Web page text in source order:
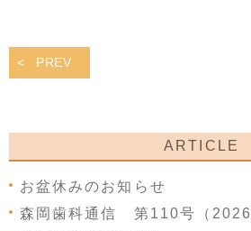
PREV
ARTICLE
お盆休みのお知らせ
森岡歯科通信 第110号（2026